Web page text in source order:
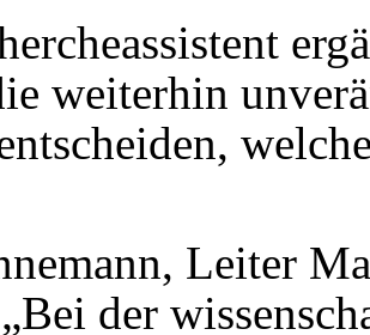
weiterhin
Leiter
der